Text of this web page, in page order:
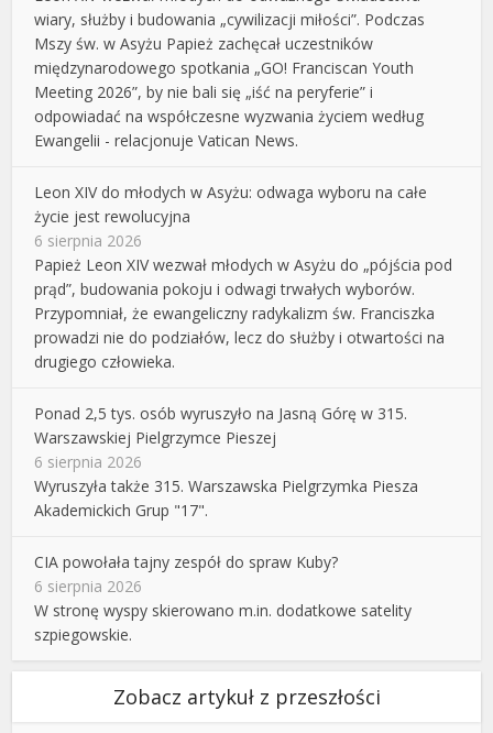
wiary, służby i budowania „cywilizacji miłości”. Podczas
Mszy św. w Asyżu Papież zachęcał uczestników
międzynarodowego spotkania „GO! Franciscan Youth
Meeting 2026”, by nie bali się „iść na peryferie” i
odpowiadać na współczesne wyzwania życiem według
Ewangelii - relacjonuje Vatican News.
Leon XIV do młodych w Asyżu: odwaga wyboru na całe
życie jest rewolucyjna
6 sierpnia 2026
Papież Leon XIV wezwał młodych w Asyżu do „pójścia pod
prąd”, budowania pokoju i odwagi trwałych wyborów.
Przypomniał, że ewangeliczny radykalizm św. Franciszka
prowadzi nie do podziałów, lecz do służby i otwartości na
drugiego człowieka.
Ponad 2,5 tys. osób wyruszyło na Jasną Górę w 315.
Warszawskiej Pielgrzymce Pieszej
6 sierpnia 2026
Wyruszyła także 315. Warszawska Pielgrzymka Piesza
Akademickich Grup "17".
CIA powołała tajny zespół do spraw Kuby?
6 sierpnia 2026
W stronę wyspy skierowano m.in. dodatkowe satelity
szpiegowskie.
Zobacz artykuł z przeszłości